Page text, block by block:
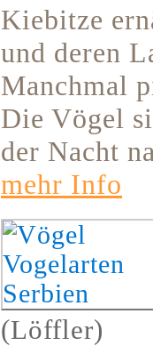
Kiebitze
und deren
Manchmal
Die Vögel
der Nacht
mehr Info
(Löffler)